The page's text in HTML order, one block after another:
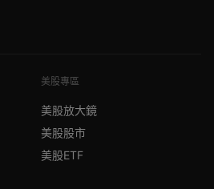
美股專區
美股放大鏡
美股股市
美股ETF